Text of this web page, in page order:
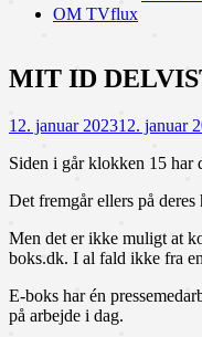
OM TVflux
MIT ID
12. januar 202312. januar
Siden i går klokken 15
Det fremgår ellers på
Men det er ikke muligt at
boks.dk. I al fald ikke fra
E-boks har én
på arbejde i dag.